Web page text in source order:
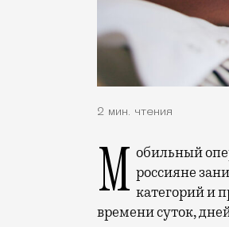
2 мин. чтения
Мобильный оператор Т2 изучил модели интернет-потребления и выяснил, чем россияне
категорий и
времени суток,